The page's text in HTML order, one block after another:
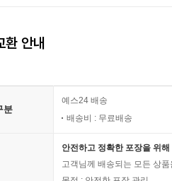
안내
분
예스24 배송
배송비 : 무료배송
안전하고 정확한 포장을 위
고객님께 배송되는 모든 상